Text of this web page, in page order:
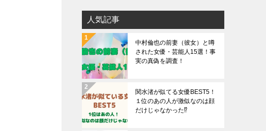
人気記事
中村倫也の前妻（彼女）と噂
された女優・芸能人15選！事
実の真偽を調査！
関水渚が似てる女優BEST5！
１位のあの人が激似なのは顔
だけじゃなかった⁉︎